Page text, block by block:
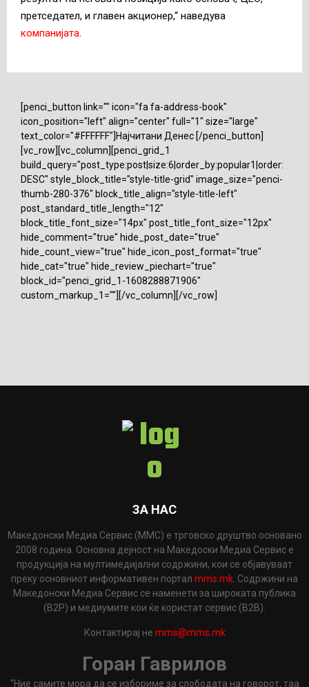
претседател, и главен акционер,“ наведува
компанијата
[penci_button link="" icon="fa fa-address-book"
icon_position="left" align="center" full="1" size="large"
text_color="#FFFFFF"]Најчитани Денес [/penci_button]
[vc_row][vc_column][penci_grid_1
build_query="post_type:post|size:6|order_by:popular1|order:
DESC" style_block_title="style-title-grid" image_size="penci-
thumb-280-376" block_title_align="style-title-left"
post_standard_title_length="12"
block_title_font_size="14px" post_title_font_size="12px"
hide_comment="true" hide_post_date="true"
hide_count_view="true" hide_icon_post_format="true"
hide_cat="true" hide_review_piechart="true"
block_id="penci_grid_1-1608288871906"
custom_markup_1=""][/vc_column][/vc_row]
ЗА НАС
Македонски Медиа Сервис (ММС) е трговско друштво основано
2008 година. Основна дејност на Македоски Медиа Сервис е
продукција на мултимедијални содржини, кои се објавуваат
преку основниот информативен портал mms.mk . Содржини на
Македонски Медиа Сервис се наменети за широката публика
(B2P) и медиумите кои ќе користат сервис (B2B).
Контактирај не mms@mms.mk
Горан Гаврилов
"Ние самите мора да се избориме за слободата на говорот, таа